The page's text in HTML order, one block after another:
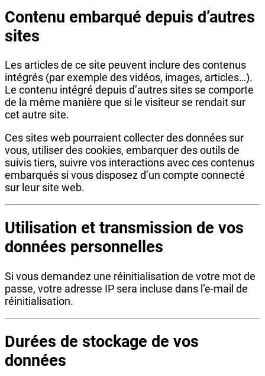
Contenu embarqué depuis d’autres
sites
Les articles de ce site peuvent inclure des contenus
intégrés (par exemple des vidéos, images, articles…).
Le contenu intégré depuis d’autres sites se comporte
de la même manière que si le visiteur se rendait sur
cet autre site.
Ces sites web pourraient collecter des données sur
vous, utiliser des cookies, embarquer des outils de
suivis tiers, suivre vos interactions avec ces contenus
embarqués si vous disposez d’un compte connecté
sur leur site web.
Utilisation et transmission de vos
données personnelles
Si vous demandez une réinitialisation de votre mot de
passe, votre adresse IP sera incluse dans l’e-mail de
réinitialisation.
Durées de stockage de vos
données